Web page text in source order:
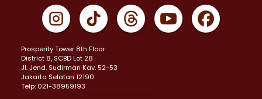
Properti Dijual di Gambir >
Properti Dijual di Johar Baru >
Properti Dijual di Menteng >
Properti Dijual di Senen >
Properti Dijual di Tanah Abang >
Properti Dijual di Cikini >
Prosperity Tower 8th Floor
District 8, SCBD Lot 28
JI. Jend. Sudirman Kav. 52-53
Jakarta Selatan 12190
Telp: 021-38959193